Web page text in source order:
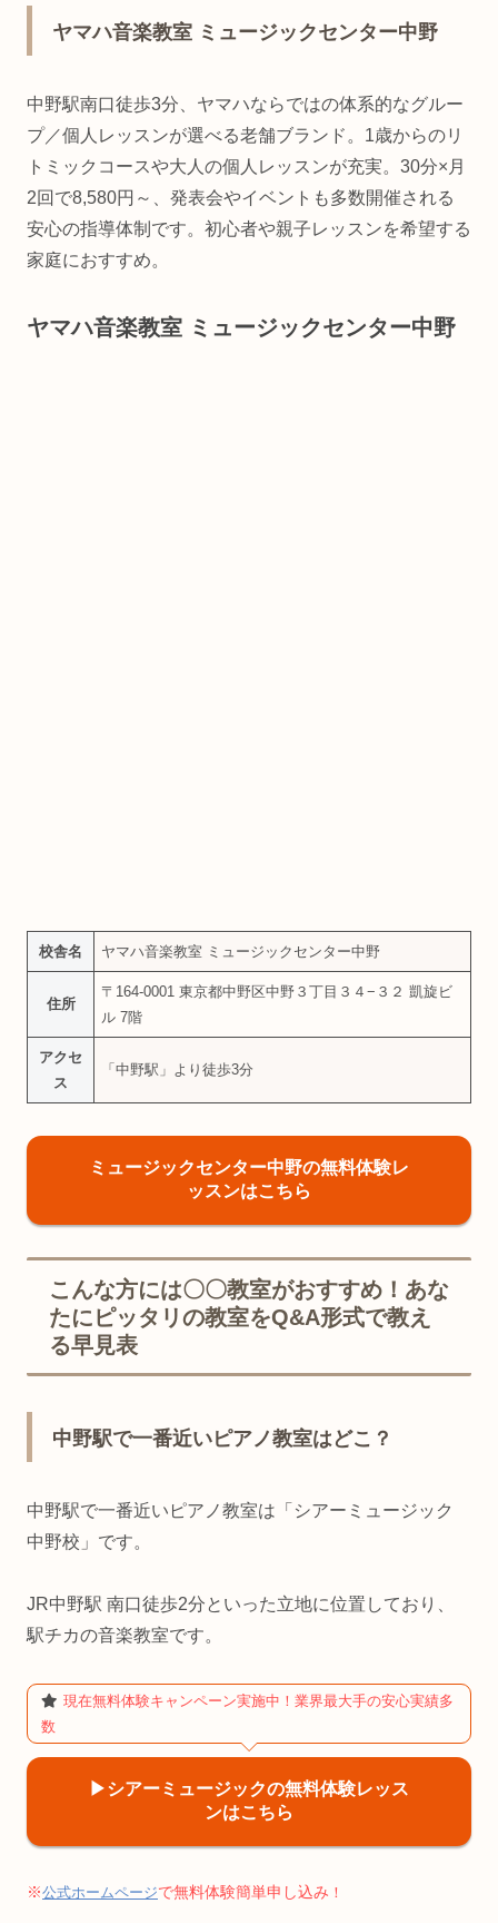
ヤマハ音楽教室 ミュージックセンター中野
中野駅南口徒歩3分、ヤマハならではの体系的なグルー
プ／個人レッスンが選べる老舗ブランド。1歳からのリ
トミックコースや大人の個人レッスンが充実。30分×月
2回で8,580円～、発表会やイベントも多数開催される
安心の指導体制です。初心者や親子レッスンを希望する
家庭におすすめ。
ヤマハ音楽教室 ミュージックセンター中野
校舎名 ヤマハ音楽教室 ミュージックセンター中野
住所
〒164-0001 東京都中野区中野３丁目３４−３２ 凱旋ビ
ル 7階
アクセ
ス
「中野駅」より徒歩3分
ミュージックセンター中野の無料体験レ
ッスンはこちら
こんな方には〇〇教室がおすすめ！あな
たにピッタリの教室をQ&A形式で教え
る早見表
中野駅で一番近いピアノ教室はどこ？
中野駅で一番近いピアノ教室は「シアーミュージック
中野校」です。
JR中野駅 南口徒歩2分といった立地に位置しており、
駅チカの音楽教室です。
現在無料体験キャンペーン実施中！業界最大手の安心実績多
数
▶︎シアーミュージックの無料体験レッス
ンはこちら
※公式ホームページで無料体験簡単申し込み ！